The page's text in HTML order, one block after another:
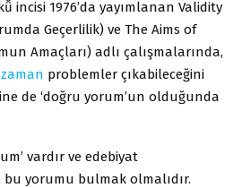
incisi 1976’da yayımlanan Validity
Geçerlilik) ve The Aims of
Amaçları) adlı çalışmalarında,
zaman problemler çıkabileceğini
de ‘doğru yorum’un olduğunda
vardır ve edebiyat
bu yorumu bulmak olmalıdır.